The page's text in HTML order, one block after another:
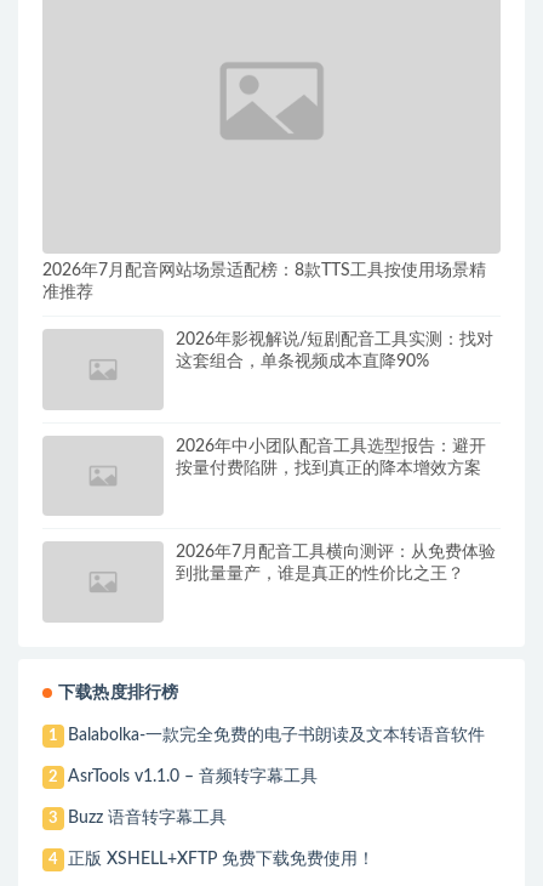
2026年7月配音网站场景适配榜：8款TTS工具按使用场景精
准推荐
2026年影视解说/短剧配音工具实测：找对
这套组合，单条视频成本直降90%
2026年中小团队配音工具选型报告：避开
按量付费陷阱，找到真正的降本增效方案
2026年7月配音工具横向测评：从免费体验
到批量量产，谁是真正的性价比之王？
下载热度排行榜
1 Balabolka-一款完全免费的电子书朗读及文本转语音软件
2 AsrTools v1.1.0 – 音频转字幕工具
3 Buzz 语音转字幕工具
4 正版 XSHELL+XFTP 免费下载免费使用！